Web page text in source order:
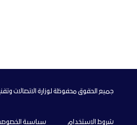
جميع الحقوق محفوظة لوزارة الاتصالات
شروط الاستخدام سياسية